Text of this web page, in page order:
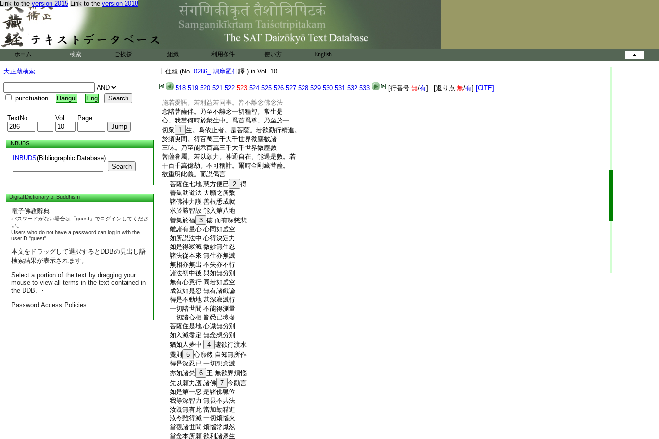
Link to the version 2015 Link to the version 2018
ホーム 検索 ご挨拶 組織 利用条件 使い方 English
大正蔵検索
punctuation Hangul Eng
TextNo. Vol. Page
INBUDS
INBUDS(Bibliographic Database)
Search
Digital Dictionary of Buddhism
電子佛教辭典
パスワードがない場合は「guest」でログインしてくださ
い。
Users who do not have a password can log in with the
userID "guest".
本文をドラッグして選択するとDDBの見出し語
検索結果が表示されます。
Select a portion of the text by dragging your
mouse to view all terms in the text contained in
the DDB. ・
Password Access Policies
十住經 (No. 0286_ 鳩摩羅什譯 ) in Vol. 10
518 519 520 521 522 523 524 525 526 527 528 529 530 531 532 533 [行番号:無/有] [返り点:無/有] [CITE]
薩住是地。以善分別智門故。智慧光明。滅衆
生惱熱。 14
譬如佛子若千世界主。大梵天王。
能於一時。流布慈心。滿千世界。亦能放光。
遍照其中。諸佛子。菩薩摩訶薩。亦如是住無
動地中。能放身光。照十萬三千大千世界微
塵數等世界衆生。次能滅諸惱熱。令得清涼
諸佛子。是名略説菩薩摩訶薩不動地。若廣
説者。無量劫數。所不能盡。菩薩住是地中。多
作大梵天王。主千世界。諸根猛利。與諸衆生。
聲聞辟支佛菩薩。波羅蜜道因縁。無有窮盡。
施若愛語。若利益若同事。皆不離念佛念法
念諸菩薩伴。乃至不離念一切種智。常生是
心。我當何時於衆生中。爲首爲尊。乃至於一
切衆 1 生。爲依止者。是菩薩。若欲勤行精進。
於須臾間。得百萬三千大千世界微塵數諸
三昧。乃至能示百萬三千大千世界微塵數
菩薩眷屬。若以願力。神通自在。能過是數。若
干百千萬億劫。不可稱計。爾時金剛藏菩薩。
欲重明此義。而説偈言
菩薩住七地 慧方便已 2 得
善集助道法 大願之所繋
諸佛神力護 善根悉成就
求於勝智故 能入第八地
善集於福 3 徳 而有深慈悲
離諸有量心 心同如虚空
如所説法中 心得決定力
如是得寂滅 微妙無生忍
諸法從本來 無生亦無滅
無相亦無出 不失亦不行
諸法初中後 與如無分別
無有心意行 同若如虚空
成就如是忍 無有諸戲論
得是不動地 甚深寂滅行
一切諸世間 不能得測量
一切諸心相 皆悉已壞盡
菩薩住是地 心識無分別
如入滅盡定 無念想分別
猶如人夢中
4 遽欲行渡水
覺則
5 心廓然 自知無所作
得是深忍已 一切想念滅
亦如諸梵 6 王 無欲界煩惱
先以願力護 諸佛 7 今勸言
如是第一忍 是諸佛職位
我等深智力 無畏不共法
汝既無有此 當加勤精進
汝今雖得滅 一切煩惱火
當觀諸世間 煩惱常熾然
當念本所願 欲利諸衆生